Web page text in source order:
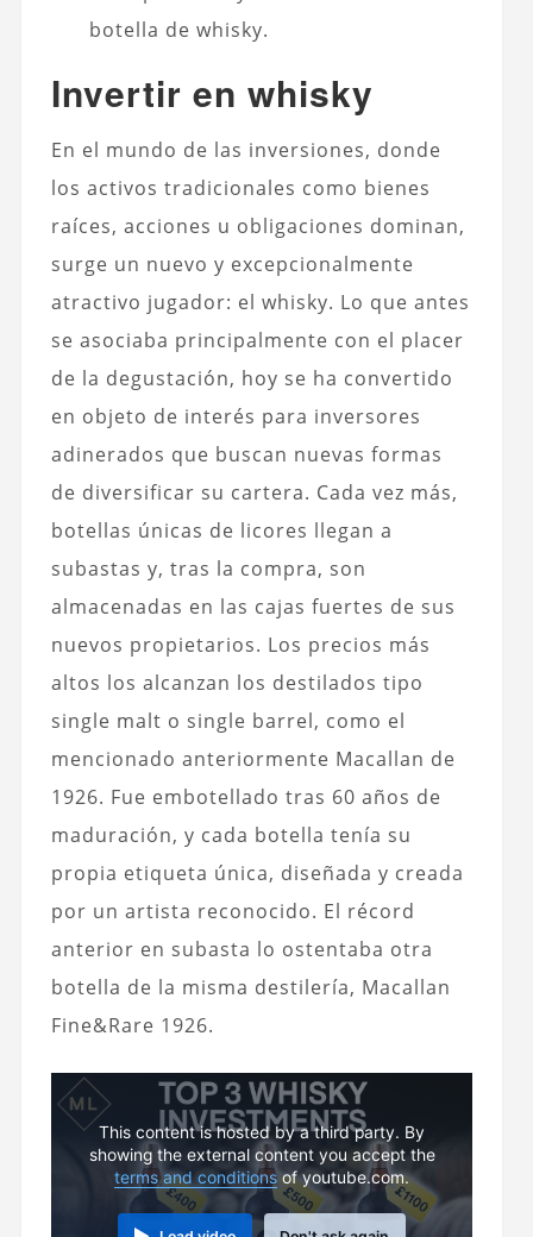
botella de whisky.
Invertir en whisky
En el mundo de las inversiones, donde
los activos tradicionales como bienes
raíces, acciones u obligaciones dominan,
surge un nuevo y excepcionalmente
atractivo jugador: el whisky. Lo que antes
se asociaba principalmente con el placer
de la degustación, hoy se ha convertido
en objeto de interés para inversores
adinerados que buscan nuevas formas
de diversificar su cartera. Cada vez más,
botellas únicas de licores llegan a
subastas y, tras la compra, son
almacenadas en las cajas fuertes de sus
nuevos propietarios. Los precios más
altos los alcanzan los destilados tipo
single malt o single barrel, como el
mencionado anteriormente Macallan de
1926. Fue embotellado tras 60 años de
maduración, y cada botella tenía su
propia etiqueta única, diseñada y creada
por un artista reconocido. El récord
anterior en subasta lo ostentaba otra
botella de la misma destilería, Macallan
Fine&Rare 1926.
This content is hosted by a third party. By
showing the external content you accept the
terms and conditions of youtube.com.